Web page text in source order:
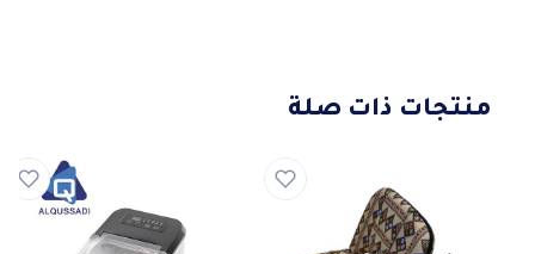
منتجات ذات صلة